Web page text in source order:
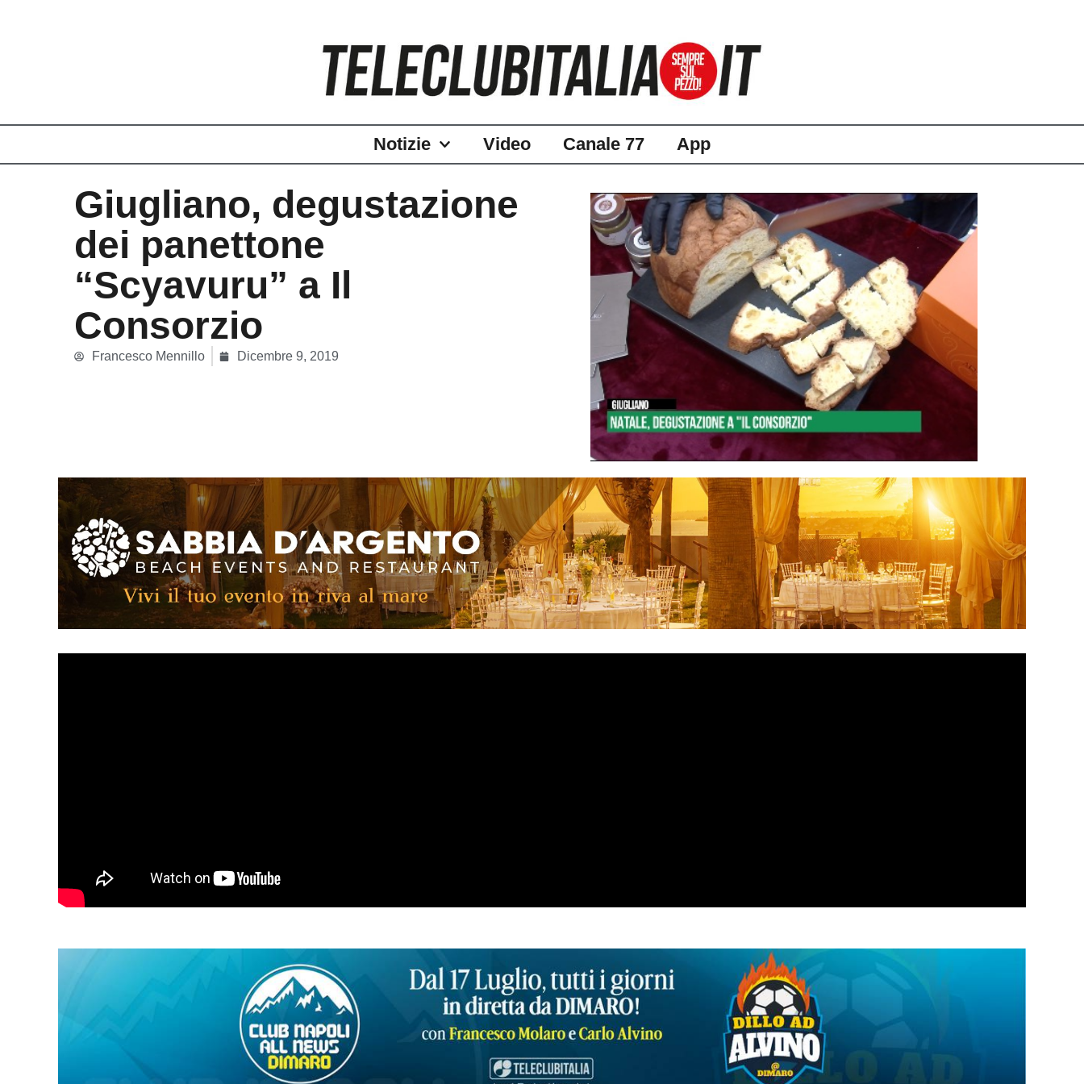
Notizie Video Canale 77 App
Giugliano, degustazione
dei panettone
“Scyavuru” a Il
Consorzio
Francesco Mennillo Dicembre 9, 2019